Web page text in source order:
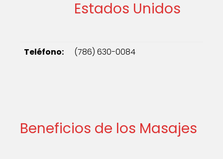
Estados Unidos
Teléfono: (786) 630-0084
Beneficios de los Masajes